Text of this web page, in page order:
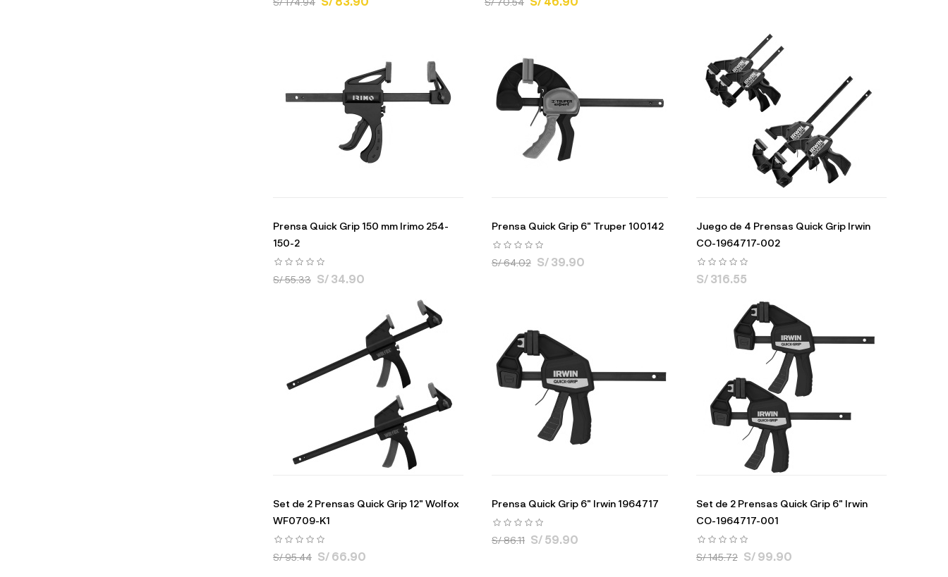
Prensa Quick Grip 150 mm Irimo 254-
150-2
S/ 55.33 S/ 34.90
Prensa Quick Grip 6" Truper 100142
S/ 64.02 S/ 39.90
Juego de 4 Prensas Quick Grip Irwin
CO-1964717-002
S/ 316.55
Set de 2 Prensas Quick Grip 12" Wolfox
WF0709-K1
S/ 95.44 S/ 66.90
Prensa Quick Grip 6" Irwin 1964717
S/ 86.11 S/ 59.90
Set de 2 Prensas Quick Grip 6" Irwin
CO-1964717-001
S/ 145.72 S/ 99.90